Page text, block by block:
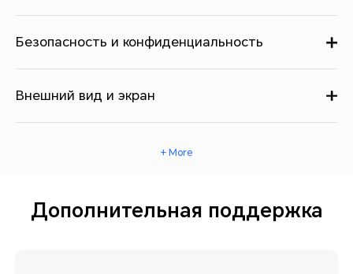
Безопасность и конфиденциальность
Внешний вид и экран
+ More
Дополнительная поддержка